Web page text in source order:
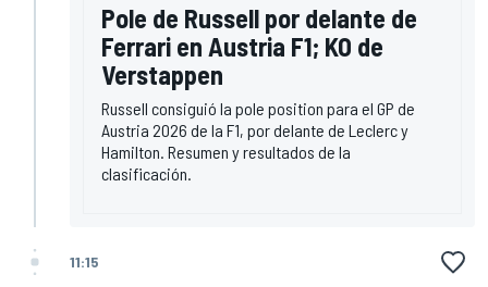
Pole de Russell por delante de
Ferrari en Austria F1; KO de
Verstappen
Russell consiguió la pole position para el GP de
Austria 2026 de la F1, por delante de Leclerc y
Hamilton. Resumen y resultados de la
clasificación.
11:15